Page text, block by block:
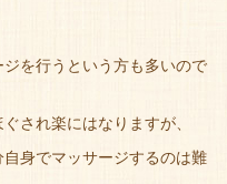
を行うという方も多いので
され楽にはなりますが、
身でマッサージするのは難